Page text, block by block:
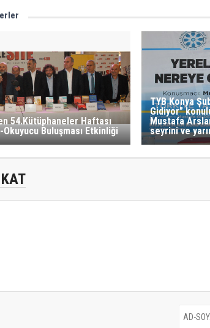
54.Kütüphaneler Haftası
Buluşması Etkinliği
TYB Konya
Gidiyor”
Mustafa
seyrini ve